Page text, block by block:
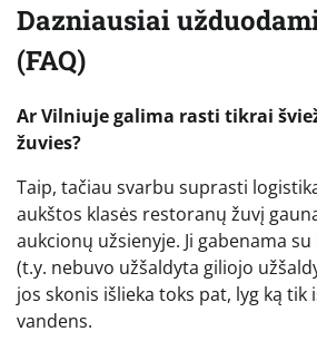
Dazniausiai
(FAQ)
Ar Vilniuje galima rasti tikrai
žuvies?
Taip, tačiau svarbu suprasti
aukštos klasės restoranų žuvį
aukcionų užsienyje. Ji gabenama su
(t.y. nebuvo užšaldyta giliojo
jos skonis išlieka toks pat, lyg ką tik
vandens.